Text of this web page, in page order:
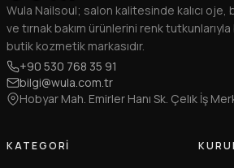
Wula Nailsoul; salon kalitesinde kalıcı
ve tırnak bakım ürünlerini renk
butik kozmetik markasıdır.
+90 530 768 35 91
bilgi@wula.com.tr
Hobyar Mah. Emirler Hanı Sk. Çelık İş
KATEGORI